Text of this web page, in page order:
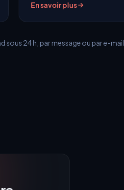
En savoir plus
sous 24 h, par message ou par e-mail.